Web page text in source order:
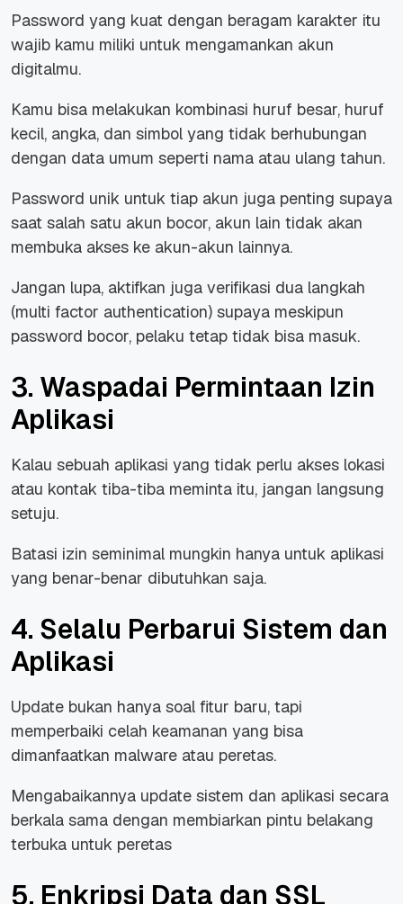
Password yang kuat dengan beragam karakter itu
wajib kamu miliki untuk mengamankan akun
digitalmu.
Kamu bisa melakukan kombinasi huruf besar, huruf
kecil, angka, dan simbol yang tidak berhubungan
dengan data umum seperti nama atau ulang tahun.
Password unik untuk tiap akun juga penting supaya
saat salah satu akun bocor, akun lain tidak akan
membuka akses ke akun-akun lainnya.
Jangan lupa, aktifkan juga verifikasi dua langkah
(multi factor authentication) supaya meskipun
password bocor, pelaku tetap tidak bisa masuk.
3. Waspadai Permintaan Izin
Aplikasi
Kalau sebuah aplikasi yang tidak perlu akses lokasi
atau kontak tiba-tiba meminta itu, jangan langsung
setuju.
Batasi izin seminimal mungkin hanya untuk aplikasi
yang benar-benar dibutuhkan saja.
4. Selalu Perbarui Sistem dan
Aplikasi
Update bukan hanya soal fitur baru, tapi
memperbaiki celah keamanan yang bisa
dimanfaatkan malware atau peretas.
Mengabaikannya update sistem dan aplikasi secara
berkala sama dengan membiarkan pintu belakang
terbuka untuk peretas
5. Enkripsi Data dan SSL